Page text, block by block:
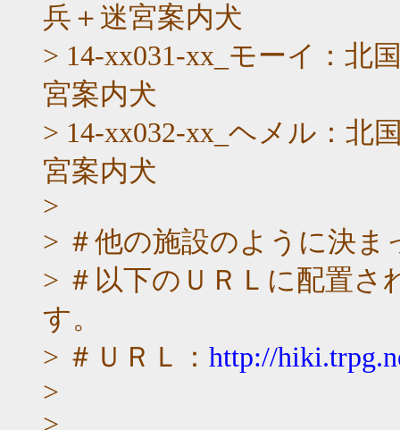
兵＋迷宮案内犬
> 14-xx031-xx_モーイ：北
宮案内犬
> 14-xx032-xx_ヘメル：北
宮案内犬
>
> ＃他の施設のように決
> ＃以下のＵＲＬに配置さ
す。
> ＃ＵＲＬ： http://
>
>